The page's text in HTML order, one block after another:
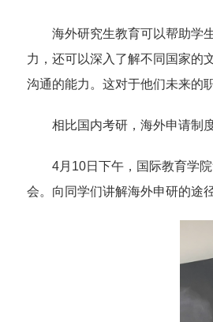
海外研究生教育可以帮助学
力，还可以深入了解不同国家的
沟通的能力。这对于他们未来的
相比国内考研，海外申请制
4月10日下午，国际教育学
会。向同学们讲解海外申研的途